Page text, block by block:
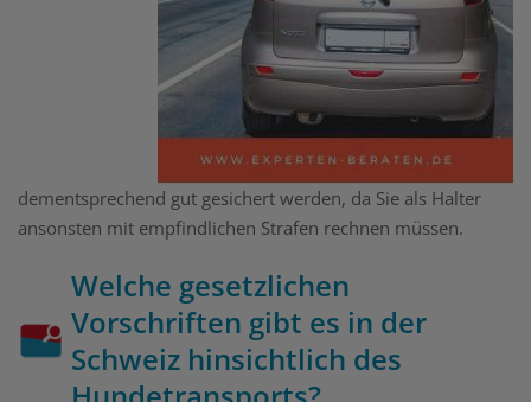
dementsprechend gut gesichert werden, da Sie als Halter
ansonsten mit empfindlichen Strafen rechnen müssen.
Welche gesetzlichen
Vorschriften gibt es in der
Schweiz hinsichtlich des